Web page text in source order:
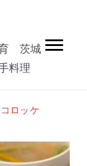
茨城
料理
ロッケ